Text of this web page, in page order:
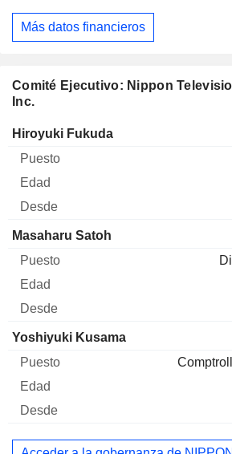
Comité Ejecutivo: Nippon
Inc.
Director Puesto
Hiroyuki Fukuda
Masaharu Satoh
Yoshiyuki Kusama
Más datos financieros